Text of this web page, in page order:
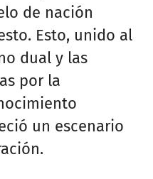
de nación
Esto, unido al
dual y las
por la
un escenario